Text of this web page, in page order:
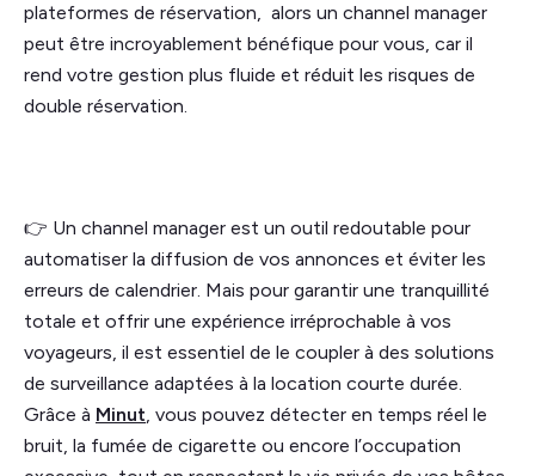
plateformes de réservation, alors un channel manager
peut être incroyablement bénéfique pour vous, car il
rend votre gestion plus fluide et réduit les risques de
double réservation.
👉 Un channel manager est un outil redoutable pour
automatiser la diffusion de vos annonces et éviter les
erreurs de calendrier. Mais pour garantir une tranquillité
totale et offrir une expérience irréprochable à vos
voyageurs, il est essentiel de le coupler à des solutions
de surveillance adaptées à la location courte durée.
Grâce à Minut, vous pouvez détecter en temps réel le
bruit, la fumée de cigarette ou encore l’occupation